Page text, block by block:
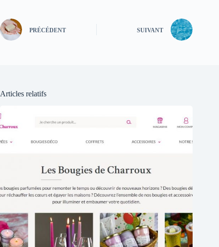
PRÉCÉDENT SUIVANT
Articles relatifs